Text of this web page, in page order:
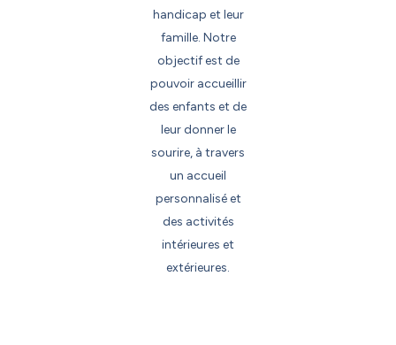
handicap et leur
famille. Notre
objectif est de
pouvoir accueillir
des enfants et de
leur donner le
sourire, à travers
un accueil
personnalisé et
des activités
intérieures et
extérieures.